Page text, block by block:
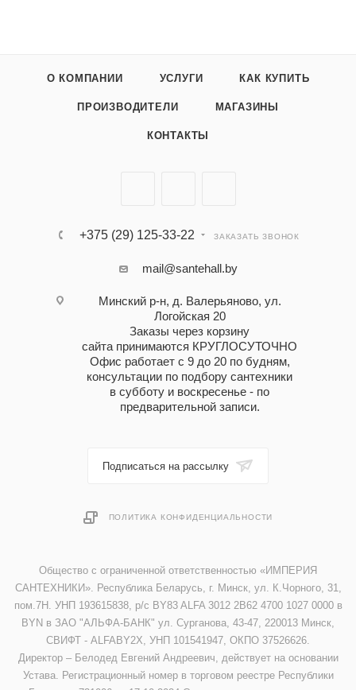
О КОМПАНИИ УСЛУГИ КАК КУПИТЬ
ПРОИЗВОДИТЕЛИ МАГАЗИНЫ
КОНТАКТЫ
+375 (29) 125-33-22 ЗАКАЗАТЬ ЗВОНОК
mail@santehall.by
Минский р-н, д. Валерьяново, ул.
Логойская 20
Заказы через корзину
сайта принимаются КРУГЛОСУТОЧНО
Офис работает с 9 до 20 по будням,
консультации по подбору сантехники
в субботу и воскресенье - по
предварительной записи.
Подписаться на рассылку
ПОЛИТИКА КОНФИДЕНЦИАЛЬНОСТИ
Общество с ограниченной ответственностью «ИМПЕРИЯ
САНТЕХНИКИ». Республика Беларусь, г. Минск, ул. К.Чорного, 31,
пом.7Н. УНП 193615838, р/с BY83 ALFA 3012 2B62 4700 1027 0000 в
BYN в ЗАО "АЛЬФА-БАНК" ул. Сурганова, 43-47, 220013 Минск,
СВИФТ - ALFABY2X, УНП 101541947, ОКПО 37526626.
Директор – Белодед Евгений Андреевич, действует на основании
Устава. Регистрационный номер в торговом реестре Республики